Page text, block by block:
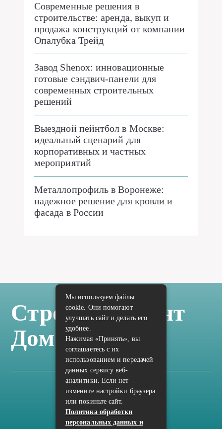
Современные решения в
строительстве: аренда, выкуп и
продажа конструкций от компании
Опалубка Трейд
Завод Shenox: инновационные
готовые сэндвич-панели для
современных строительных
решений
Выездной пейнтбол в Москве:
идеальный сценарий для
корпоративных и частных
мероприятий
Металлопрофиль в Воронеже:
надежное решение для кровли и
фасада в России
Стройка Ремонт
Дом Отделка
Карта сайта
Политика конфиденциальности
Мы используем файлы
cookie. Они помогают
улучшать сайт и делать его
удобнее.
Нажимая «Принять», вы
соглашаетесь с их
использованием и передачей
данных сервису веб-
аналитики. Если нет —
измените настройки браузера
или покиньте сайт.
Политика обработки
персональных данных и